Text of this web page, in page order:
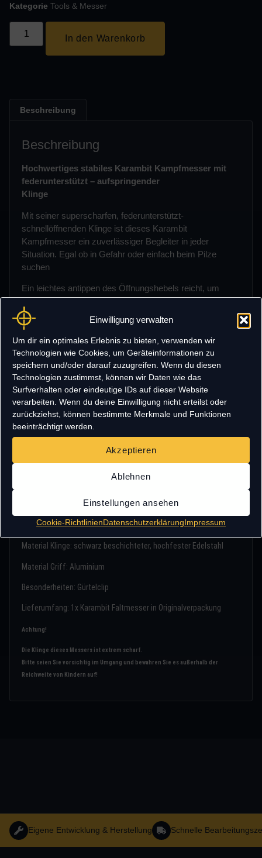
Einwilligung verwalten
Um dir ein optimales Erlebnis zu bieten, verwenden wir
Technologien wie Cookies, um Geräteinformationen zu
speichern und/oder darauf zuzugreifen. Wenn du diesen
Technologien zustimmst, können wir Daten wie das
Surfverhalten oder eindeutige IDs auf dieser Website
verarbeiten. Wenn du deine Einwilligung nicht erteilst oder
zurückziehst, können bestimmte Merkmale und Funktionen
beeinträchtigt werden.
Akzeptieren
Ablehnen
Einstellungen ansehen
Cookie-RichtlinienDatenschutzerklärungImpressum
Kategorie Tools & Messer
In den Warenkorb
Beschreibung
Beschreibung
Hochwertiges stabiles Karambit Kampfmesser mit
federunterstützt – aufspringender
Klinge
Mit seiner superscharfen, federunterstützt-
schnellöffnenden Klinge ist dieses Karambit
Kampfmesser ein zuverlässiger Begleiter in jeder
Situation. Egal ob in Gefahr oder einfach beim Pilze
suchen
Ein leichtes antippen des Öffnungshebels reicht, um
dieses Messer, wie ein Springmesser
aufspringen zu lassen.
Die Klinge ist feststehend und mit einer liner-lock
Mechanik gesichert.
Durch den praktischen Gürtelclip kann das Messer
sicher und unauffällig am Gürtel oder der
Innenseite einer Tasche getragen werden.
Die Oberflächen diese Karambit Messers sind im
angesagten, unempfindlichen used look
Technische Daten:
Gesamtlänge: 194mm
eingeklappte Länge: 136mm
Material Klinge: schwarz beschichteter, hochfester Edelstahl
Material Griff: Aluminium
Besonderheiten: Gürtelclip
Lieferumfang: 1x Karambit Faltmesser in Originalverpackung
Achtung!
Die Klinge dieses Messers ist extrem scharf.
Bitte seien Sie vorsichtig im Umgang und bewahren Sie es außerhalb der
Reichweite von Kindern auf!
Eigene Entwicklung & Herstellung Schnelle